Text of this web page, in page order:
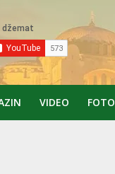
VIDEO FOTO